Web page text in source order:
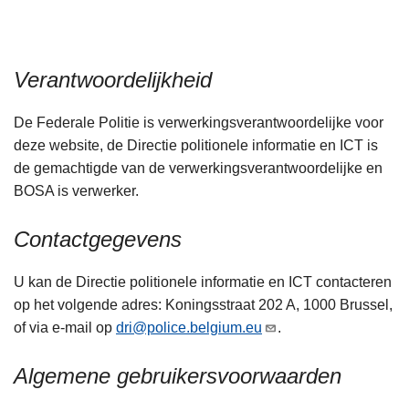
Verantwoordelijkheid
De Federale Politie is verwerkingsverantwoordelijke voor
deze website, de Directie politionele informatie en ICT is
de gemachtigde van de verwerkingsverantwoordelijke en
BOSA is verwerker.
Contactgegevens
U kan de Directie politionele informatie en ICT contacteren
op het volgende adres: Koningsstraat 202 A, 1000 Brussel,
of via e-mail op dri@police.belgium.eu .
Algemene gebruikersvoorwaarden